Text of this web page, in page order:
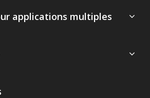
applications multiples